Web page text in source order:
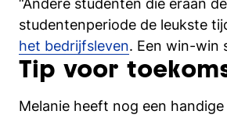
“Andere studenten die eraan
studentenperiode de leukste
het bedrijfsleven. Een win-win
Tip voor
Melanie heeft nog een